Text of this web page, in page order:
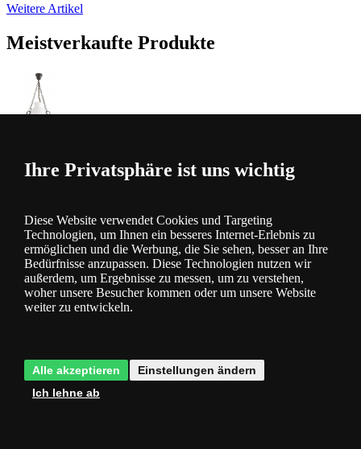
Weitere Artikel
Meistverkaufte Produkte
RiceRabalux Lampenschirm 4894 Rice> 10 St.UVP:6,99 €
R30421062 Will Hängeleuchte E27 1x60WTRIO R30421062 Will
Hängeleuchte E27 1x60W> 10 St.UVP:50,99 €30,59
inkl. MwSt.Sie sparen -40 %
Filter anzeigen
TRAUMGARTEN
Ihre Privatsphäre ist uns wichtig
Diese Website verwendet Cookies und Targeting
Technologien, um Ihnen ein besseres Internet-Erlebnis zu
ermöglichen und die Werbung, die Sie sehen, besser an Ihre
Bedürfnisse anzupassen. Diese Technologien nutzen wir
außerdem, um Ergebnisse zu messen, um zu verstehen,
woher unsere Besucher kommen oder um unsere Website
weiter zu entwickeln.
Alle akzeptieren
Einstellungen ändern
Ich lehne ab